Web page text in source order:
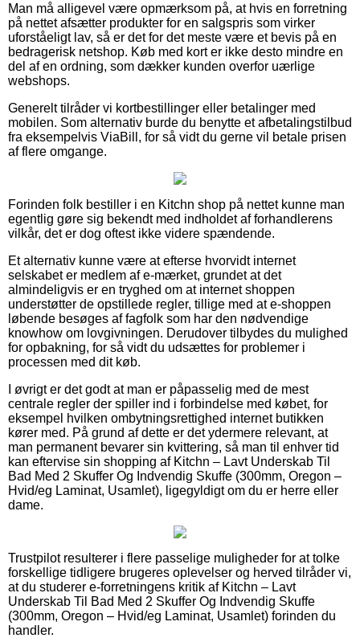
Man må alligevel være opmærksom på, at hvis en forretning
på nettet afsætter produkter for en salgspris som virker
uforståeligt lav, så er det for det meste være et bevis på en
bedragerisk netshop. Køb med kort er ikke desto mindre en
del af en ordning, som dækker kunden overfor uærlige
webshops.
Generelt tilråder vi kortbestillinger eller betalinger med
mobilen. Som alternativ burde du benytte et afbetalingstilbud
fra eksempelvis ViaBill, for så vidt du gerne vil betale prisen
af flere omgange.
Forinden folk bestiller i en Kitchn shop på nettet kunne man
egentlig gøre sig bekendt med indholdet af forhandlerens
vilkår, det er dog oftest ikke videre spændende.
Et alternativ kunne være at efterse hvorvidt internet
selskabet er medlem af e-mærket, grundet at det
almindeligvis er en tryghed om at internet shoppen
understøtter de opstillede regler, tillige med at e-shoppen
løbende besøges af fagfolk som har den nødvendige
knowhow om lovgivningen. Derudover tilbydes du mulighed
for opbakning, for så vidt du udsættes for problemer i
processen med dit køb.
I øvrigt er det godt at man er påpasselig med de mest
centrale regler der spiller ind i forbindelse med købet, for
eksempel hvilken ombytningsrettighed internet butikken
kører med. På grund af dette er det ydermere relevant, at
man permanent bevarer sin kvittering, så man til enhver tid
kan eftervise sin shopping af Kitchn – Lavt Underskab Til
Bad Med 2 Skuffer Og Indvendig Skuffe (300mm, Oregon –
Hvid/eg Laminat, Usamlet), ligegyldigt om du er herre eller
dame.
Trustpilot resulterer i flere passelige muligheder for at tolke
forskellige tidligere brugeres oplevelser og herved tilråder vi,
at du studerer e-forretningens kritik af Kitchn – Lavt
Underskab Til Bad Med 2 Skuffer Og Indvendig Skuffe
(300mm, Oregon – Hvid/eg Laminat, Usamlet) forinden du
handler.